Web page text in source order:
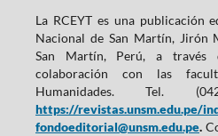
La RCEYT es una publicación
Nacional de San Martín, Jirón
San Martín, Perú, a través
colaboración con las
Humanidades. Tel.
https://revistas.unsm.edu.pe/
fondoeditorial@unsm.edu.pe.